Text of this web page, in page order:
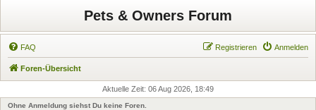
Pets & Owners Forum
FAQ Anmelden
Registrieren
Foren-Übersicht
Aktuelle Zeit: 06 Aug 2026, 18:49
Ohne Anmeldung siehst Du keine Foren.